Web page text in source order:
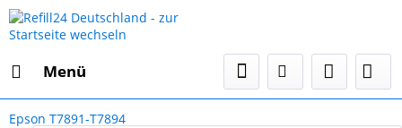
Menü
Epson T7891-T7894